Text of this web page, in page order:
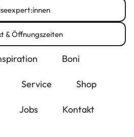
& Öffnungszeiten
Boni
Service Shop
Jobs Kontakt